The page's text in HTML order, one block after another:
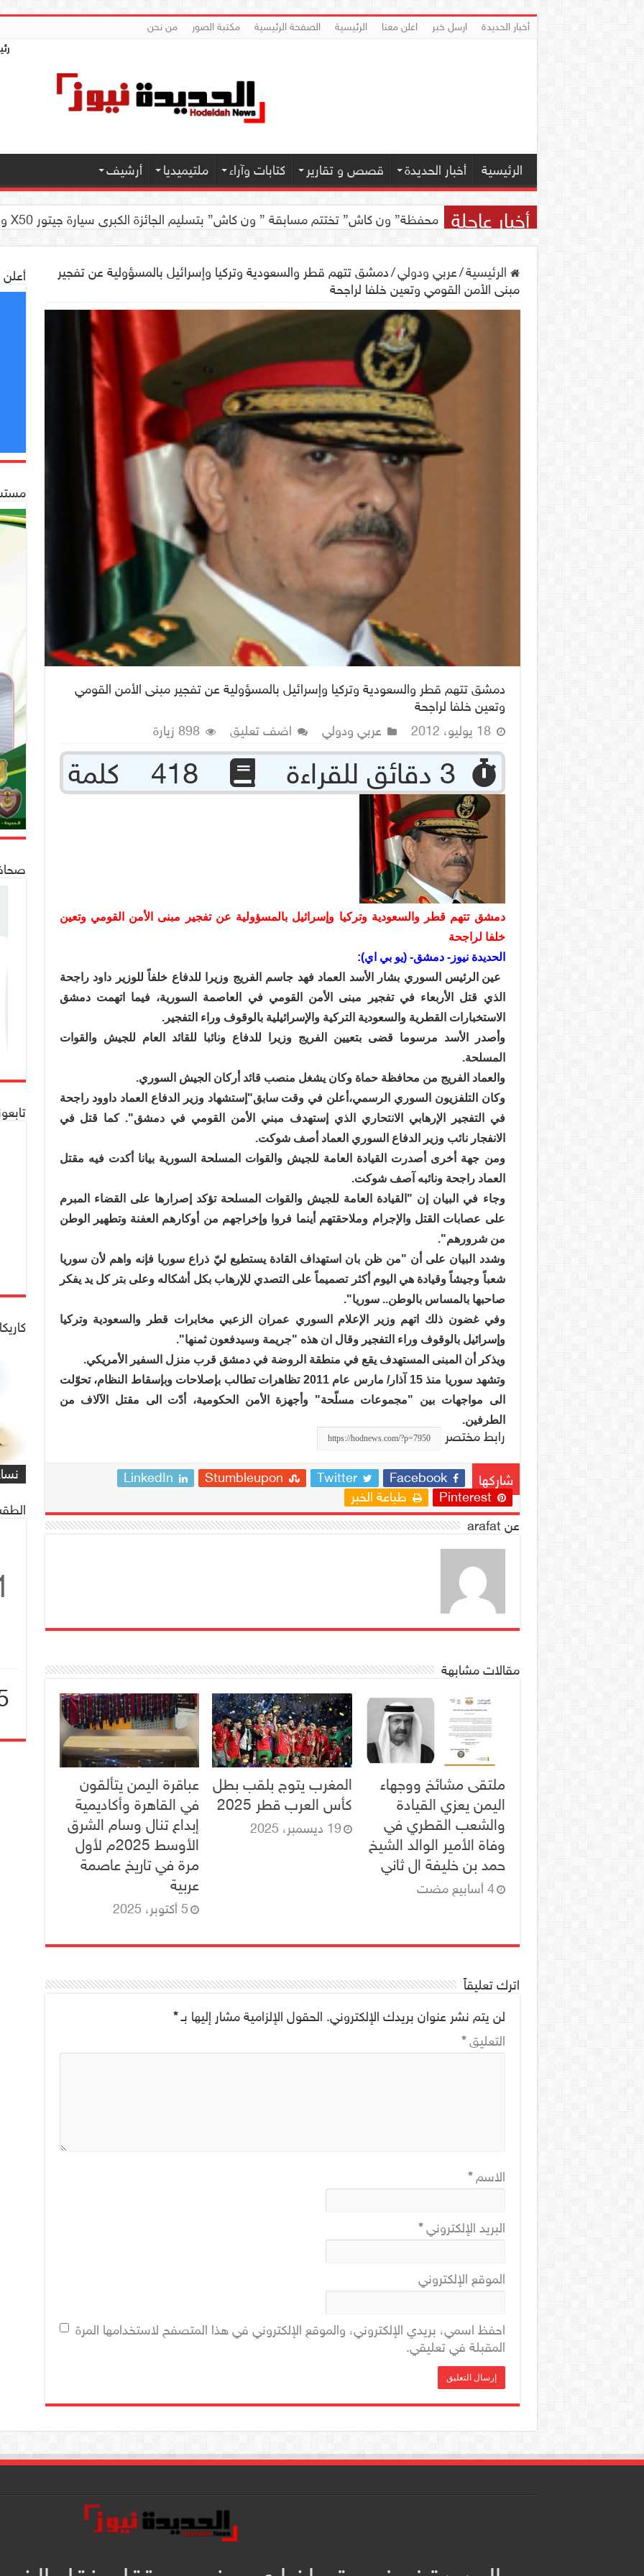
أخبار الحديدة ارسل خبر اعلن معنا الرئيسية الصفحة الرئيسية مكتبة الصور
من نحن
الرئيسية أخبار الحديدة قصص و تقارير كتابات وآراء ملتيميديا أرشيف
أخبار عاجلة محفظة” ون كاش” تختتم مسابقة ” ون كاش” بتسليم الجائزة الكبرى سيارة جيتور X50 والجوائز المالية لموديل 2026 بصنعاء
الرئيسية/عربي ودولي/دمشق تتهم قطر والسعودية وتركيا وإسرائيل بالمسؤولية عن تفجير
مبنى الأمن القومي وتعين خلفا لراجحة
دمشق تتهم قطر والسعودية وتركيا وإسرائيل بالمسؤولية عن تفجير مبنى الأمن القومي
وتعين خلفا لراجحة
18 يوليو، 2012
عربي ودولي اضف تعليق 898 زيارة
دمشق تتهم قطر والسعودية وتركيا وإسرائيل بالمسؤولية عن تفجير مبنى الأمن القومي وتعين
خلفا لراجحة
الحديدة نيوز- دمشق- (يو بي اي):
عين الرئيس السوري بشار الأسد العماد فهد جاسم الفريج وزيرا للدفاع خلفاً للوزير داود راجحة
الذي قتل الأربعاء في تفجير مبنى الأمن القومي في العاصمة السورية، فيما اتهمت دمشق
الاستخبارات القطرية والسعودية التركية والإسرائيلية بالوقوف وراء التفجير.
وأصدر الأسد مرسوما قضى بتعيين الفريج وزيرا للدفاع ونائبا للقائد العام للجيش والقوات
المسلحة.
والعماد الفريج من محافظة حماة وكان يشغل منصب قائد أركان الجيش السوري.
وكان التلفزيون السوري الرسمي،أعلن في وقت سابق"إستشهاد وزير الدفاع العماد داوود راجحة
في التفجير الإرهابي الانتحاري الذي إستهدف مبني الأمن القومي في دمشق". كما قتل في
الانفجار نائب وزير الدفاع السوري العماد أصف شوكت.
ومن جهة أخرى أصدرت القيادة العامة للجيش والقوات المسلحة السورية بيانا أكدت فيه مقتل
العماد راجحة ونائبه آصف شوكت.
وجاء في البيان إن "القيادة العامة للجيش والقوات المسلحة تؤكد إصرارها على القضاء المبرم
على عصابات القتل والإجرام وملاحقتهم أينما فروا وإخراجهم من أوكارهم العفنة وتطهير الوطن
من شرورهم".
وشدد البيان على أن "من ظن بان استهداف القادة يستطيع ليّ ذراع سوريا فإنه واهم لأن سوريا
شعباً وجيشاً وقيادة هي اليوم أكثر تصميماً على التصدي للإرهاب بكل أشكاله وعلى بتر كل يد يفكر
صاحبها بالمساس بالوطن.. سوريا".
وفي غضون ذلك اتهم وزير الإعلام السوري عمران الزعبي مخابرات قطر والسعودية وتركيا
وإسرائيل بالوقوف وراء التفجير وقال ان هذه "جريمة وسيدفعون ثمنها".
ويذكر أن المبنى المستهدف يقع في منطقة الروضة في دمشق قرب منزل السفير الأمريكي.
وتشهد سوريا منذ 15 آذار/ مارس عام 2011 تظاهرات تطالب بإصلاحات وبإسقاط النظام، تحوّلت
الى مواجهات بين "مجموعات مسلّحة" وأجهزة الأمن الحكومية، أدّت الى مقتل الآلاف من
الطرفين.
رابط مختصر
شاركها Facebook
Twitter
Stumbleupon
LinkedIn
Pinterest
طباعة الخبر
عن arafat
مقالات مشابهة
ملتقى مشائخ ووجهاء
اليمن يعزي القيادة
والشعب القطري في
وفاة الأمير الوالد الشيخ
حمد بن خليفة ال ثاني
‏4 أسابيع مضت
المغرب يتوج بلقب بطل
كأس العرب قطر 2025
19 ديسمبر، 2025
عباقرة اليمن يتألقون
في القاهرة وأكاديمية
إبداع تنال وسام الشرق
الأوسط 2025م لأول
مرة في تاريخ عاصمة
عربية
5 أكتوبر، 2025
اترك تعليقاً
لن يتم نشر عنوان بريدك الإلكتروني. الحقول الإلزامية مشار إليها بـ*
التعليق*
الاسم*
البريد الإلكتروني*
الموقع الإلكتروني
احفظ اسمي، بريدي الإلكتروني، والموقع الإلكتروني في هذا المتصفح لاستخدامها المرة
المقبلة في تعليقي.
أعلن
صحافة
/يصادف 1